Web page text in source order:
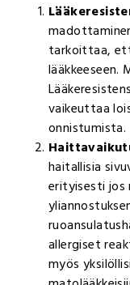
tarkoittaa,
vaikeuttaa
onnistumista.
haitallisia
erityisesti
allergiset
myös